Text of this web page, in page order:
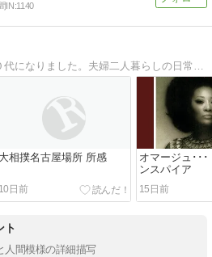
IN:1140
大相撲名古屋場所 所感
10日前
オマージュ･･
ンスパイア
15日前
ト
人間模様の詳細描写